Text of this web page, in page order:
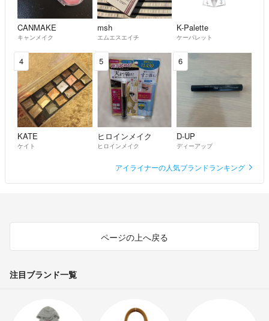
CANMAKE
キャンメイク
msh
エムエスエイチ
K-Palette
ケーパレット
4
KATE
ケイト
5
ヒロインメイク
ヒロインメイク
6
D-UP
ディーアップ
アイライナーの人気ブランドランキング
ページの上へ戻る
注目ブランド一覧